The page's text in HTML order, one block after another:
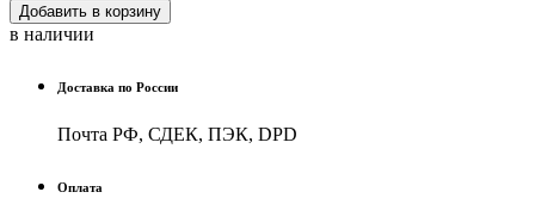
Добавить в корзину
в наличии
Доставка по России
Почта РФ, СДЕК, ПЭК, DPD
Оплата